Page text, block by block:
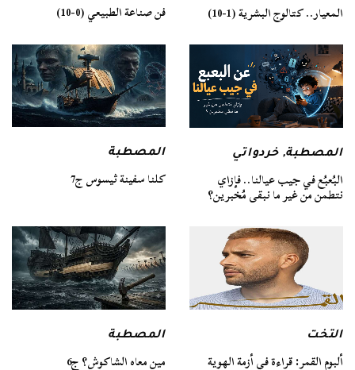
المعيار.. كتالوج البشرية (1-10) فن صناعة الطبيعي (0-10)
المصطبة,خردواتي
البُعبُع في جيب عيالنا.. فإزاي
نتطمن من غير ما نبقى مُخبرين؟
المصطبة
كلنا سفينة ثيسوس ج7
التخت
ألبوم القمر: قراءة في أزمة الهوية
المصطبة
مين معاه الشاكوش؟ ج6